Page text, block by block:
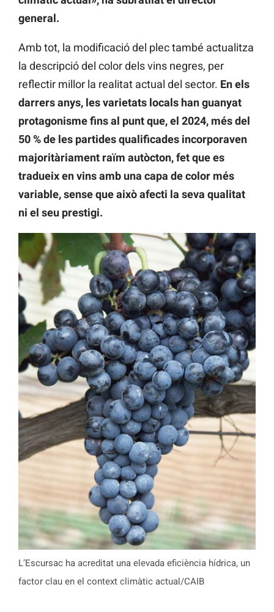
general.
Amb tot, la modificació del plec també actualitza
la descripció del color dels vins negres, per
reflectir millor la realitat actual del sector. En els
darrers anys, les varietats locals han guanyat
protagonisme fins al punt que, el 2024, més del
50 % de les partides qualificades incorporaven
majoritàriament raïm autòcton, fet que es
tradueix en vins amb una capa de color més
variable, sense que això afecti la seva qualitat
ni el seu prestigi.
L’Escursac ha acreditat una elevada eficiència hídrica, un
factor clau en el context climàtic actual/CAIB